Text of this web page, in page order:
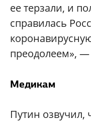
ее терзали, и
справилась
преодолеем», —
Медикам
Путин озвучил,